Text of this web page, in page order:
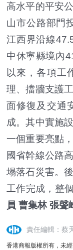
高水平的平安
山市公路部門
江西界沿線
中休寧縣境內
以來，各項工
理、擋牆支護
面修復及交通
成。其中實施
一個重要亮點
國省幹線公路
塌落石災害。
工作完成，整
員 曹集林 張聲
責任編輯：蔡
香港商報版權所有，未經